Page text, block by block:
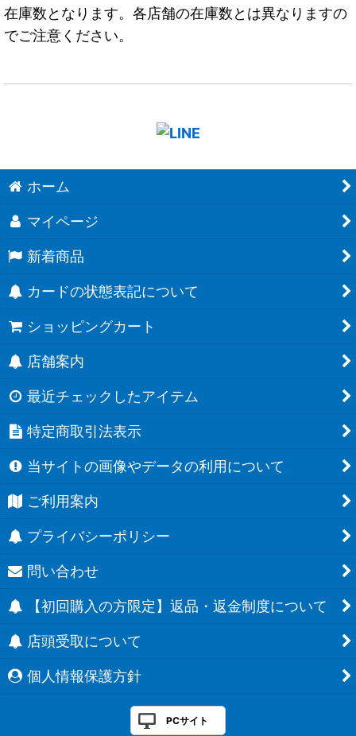
在庫数となります。各店舗の在庫数とは異なりますの
でご注意ください。
ホーム
マイページ
新着商品
カードの状態表記について
ショッピングカート
店舗案内
最近チェックしたアイテム
特定商取引法表示
当サイトの画像やデータの利用について
ご利用案内
プライバシーポリシー
問い合わせ
【初回購入の方限定】返品・返金制度について
店頭受取について
個人情報保護方針
PCサイト